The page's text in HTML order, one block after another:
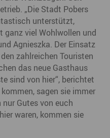
„Die Stadt Pobers
unterstützt,
viel Wohlwollen und
Agnieszka. Der Einsatz
zahlreichen Touristen
das neue Gasthaus
sind von hier“, berichtet
sagen sie immer
nur Gutes von euch
waren, kommen sie